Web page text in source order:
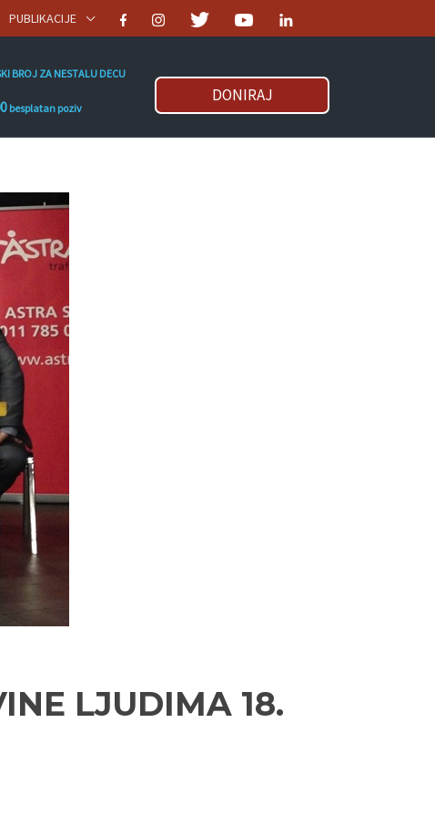
PUBLIKACIJE
BROJ ZA NESTALU DECU
besplatan poziv
DONIRAJ
LJUDIMA 18.